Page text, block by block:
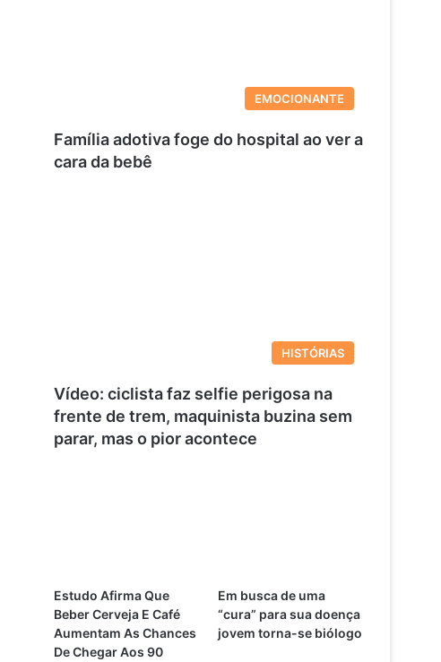
EMOCIONANTE
Família adotiva foge do hospital ao ver a
cara da bebê
HISTÓRIAS
Vídeo: ciclista faz selfie perigosa na
frente de trem, maquinista buzina sem
parar, mas o pior acontece
Estudo Afirma Que
Beber Cerveja E Café
Aumentam As Chances
De Chegar Aos 90
Em busca de uma
“cura” para sua doença
jovem torna-se biólogo